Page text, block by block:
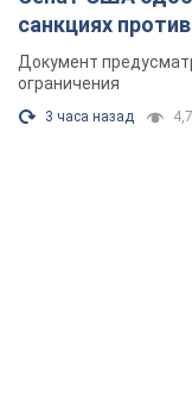
санкциях
Документ
ограничения
3 часа назад